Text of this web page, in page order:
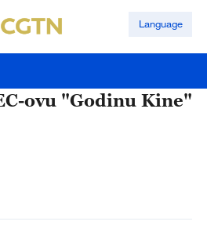
Language
ovu "Godinu Kine"